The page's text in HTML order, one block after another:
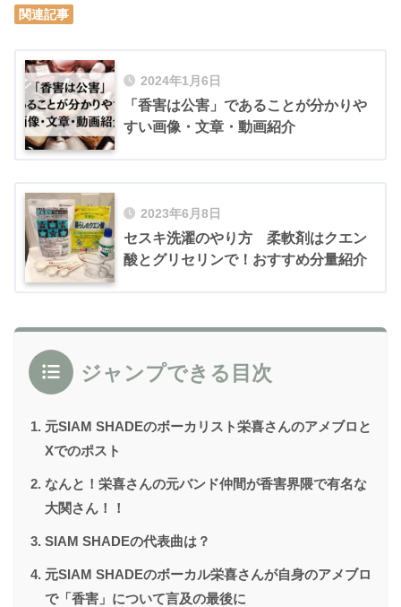
関連記事
2024年1月6日
「香害は公害」であることが分かりや
すい画像・文章・動画紹介
2023年6月8日
セスキ洗濯のやり方 柔軟剤はクエン
酸とグリセリンで！おすすめ分量紹介
ジャンプできる目次
元SIAM SHADEのボーカリスト栄喜さんのアメブロと
Xでのポスト
なんと！栄喜さんの元バンド仲間が香害界隈で有名な
大関さん！！
SIAM SHADEの代表曲は？
元SIAM SHADEのボーカル栄喜さんが自身のアメブロ
で「香害」について言及の最後に